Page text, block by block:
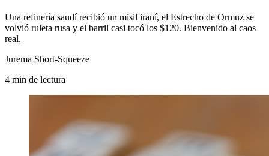
Una refinería saudí recibió un misil iraní, el Estrecho de Ormuz se
volvió ruleta rusa y el barril casi tocó los $120. Bienvenido al caos
real.
Jurema Short-Squeeze
4 min de lectura